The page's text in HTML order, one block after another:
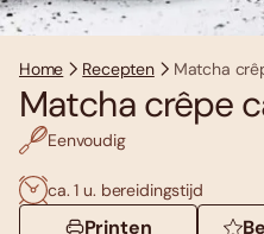
Home Recepten Matcha
Matcha crêpe
Eenvoudig
ca. 1 u. bereidingstijd
Printen